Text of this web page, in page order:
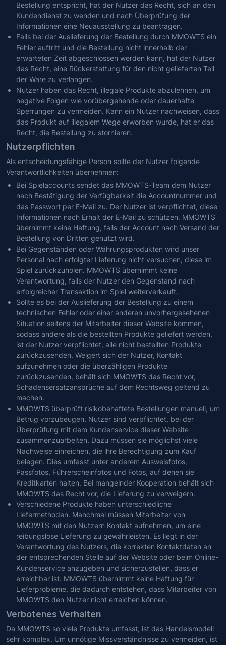
Bestellung entspricht, hat der Nutzer das Recht, sich an den
Kundendienst zu wenden und nach Überprüfung der
Informationen eine Neuausstellung zu beantragen.
Falls bei der Auslieferung der Bestellung durch MMOWTS ein
Fehler auftritt und die Bestellung nicht innerhalb der
erwarteten Zeit abgeschlossen werden kann, hat der Nutzer
das Recht, eine Rückerstattung für den nicht gelieferten Teil
der Ware zu verlangen.
Nutzer haben das Recht, illegale Produkte abzulehnen, um
negative Folgen wie vorübergehende oder dauerhafte
Sperrungen zu vermeiden. Kann ein Nutzer nachweisen, dass
das Produkt auf illegalem Wege erworben wurde, hat er das
Recht, die Bestellung zu stornieren.
Nutzerpflichten
Als entscheidungsfähige Person sollte der Nutzer folgende
Verantwortlichkeiten übernehmen:
Bei Spielaccounts sendet das MMOWTS-Team dem Nutzer
nach Bestätigung der Verfügbarkeit die Accountnummer und
das Passwort per E-Mail zu. Der Nutzer ist verpflichtet, diese
Informationen nach Erhalt der E-Mail zu schützen. MMOWTS
übernimmt keine Haftung, falls der Account nach Versand der
Bestellung von Dritten genutzt wird.
Bei Gegenständen oder Währungsprodukten wird unser
Personal nach erfolgter Lieferung nicht versuchen, diese im
Spiel zurückzuholen. MMOWTS übernimmt keine
Verantwortung, falls der Nutzer den Gegenstand nach
erfolgreicher Transaktion im Spiel weiterverkauft.
Sollte es bei der Auslieferung der Bestellung zu einem
technischen Fehler oder einer anderen unvorhergesehenen
Situation seitens der Mitarbeiter dieser Website kommen,
sodass andere als die bestellten Produkte geliefert werden,
ist der Nutzer verpflichtet, alle nicht bestellten Produkte
zurückzusenden. Weigert sich der Nutzer, Kontakt
aufzunehmen oder die überzähligen Produkte
zurückzusenden, behält sich MMOWTS das Recht vor,
Schadensersatzansprüche auf dem Rechtsweg geltend zu
machen.
MMOWTS überprüft risikobehaftete Bestellungen manuell, um
Betrug vorzubeugen. Nutzer sind verpflichtet, bei der
Überprüfung mit dem Kundenservice dieser Website
zusammenzuarbeiten. Dazu müssen sie möglichst viele
Nachweise einreichen, die ihre Berechtigung zum Kauf
belegen. Dies umfasst unter anderem Ausweisfotos,
Passfotos, Führerscheinfotos und Fotos, auf denen sie
Kreditkarten halten. Bei mangelnder Kooperation behält sich
MMOWTS das Recht vor, die Lieferung zu verweigern.
Verschiedene Produkte haben unterschiedliche
Liefermethoden. Manchmal müssen Mitarbeiter von
MMOWTS mit den Nutzern Kontakt aufnehmen, um eine
reibungslose Lieferung zu gewährleisten. Es liegt in der
Verantwortung des Nutzers, die korrekten Kontaktdaten an
der entsprechenden Stelle auf der Website oder beim Online-
Kundenservice anzugeben und sicherzustellen, dass er
erreichbar ist. MMOWTS übernimmt keine Haftung für
Lieferprobleme, die dadurch entstehen, dass Mitarbeiter von
MMOWTS den Nutzer nicht erreichen können.
Verbotenes Verhalten
Da MMOWTS so viele Produkte umfasst, ist das Handelsmodell
sehr komplex. Um unnötige Missverständnisse zu vermeiden, ist